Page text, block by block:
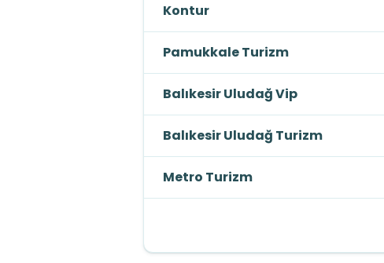
Kontur
Pamukkale Turizm
Balıkesir Uludağ Vip
Balıkesir Uludağ Turizm
Metro Turizm